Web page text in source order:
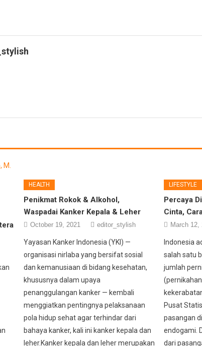
HEALTH
Penikmat Rokok & Alkohol,
Waspadai Kanker Kepala & Leher
October 19, 2021 editor_stylish
Yayasan Kanker Indonesia (YKI) —
organisasi nirlaba yang bersifat sosial
dan kemanusiaan di bidang kesehatan,
khususnya dalam upaya
penanggulangan kanker — kembali
menggiatkan pentingnya pelaksanaan
pola hidup sehat agar terhindar dari
bahaya kanker, kali ini kanker kepala dan
leher.Kanker kepala dan leher merupakan
LIFESTYLE
Percaya
Cinta,
March 12,
Indonesia
salah satu
jumlah
Pusat
pasangan
endogami.
dari